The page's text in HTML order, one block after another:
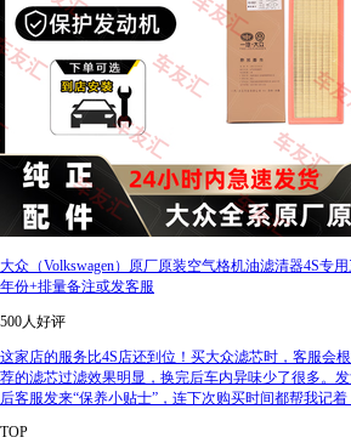
大众（Volkswagen）原厂原装空气格机油滤清器4S专
年份+排量备注或发客服
500人好评
这家店的服务比4S店还到位！买大众滤芯时，客服会
荐的滤芯过滤效果明显，换完后车内异味少了很多。
后客服发来“保养小贴士”，连下次购买时间都帮我记着
TOP